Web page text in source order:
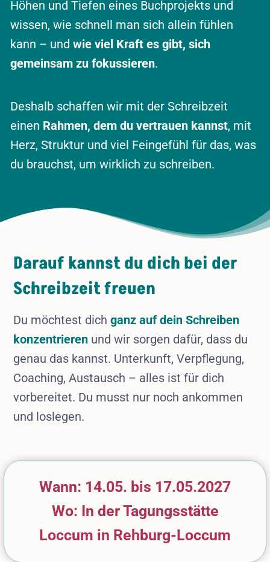
Höhen und Tiefen eines Buchprojekts und
wissen, wie schnell man sich allein fühlen
kann – und wie viel Kraft es gibt, sich
gemeinsam zu fokussieren.
Deshalb schaffen wir mit der Schreibzeit
einen Rahmen, dem du vertrauen kannst, mit
Herz, Struktur und viel Feingefühl für das, was
du brauchst, um wirklich zu schreiben.
Darauf kannst du dich bei der
Schreibzeit freuen
Du möchtest dich ganz auf dein Schreiben
konzentrieren und wir sorgen dafür, dass du
genau das kannst. Unterkunft, Verpflegung,
Coaching, Austausch – alles ist für dich
vorbereitet. Du musst nur noch ankommen
und loslegen.
Wann: 14.05. bis 17.05.2027
Wo: In der Tagungsstätte
Loccum in Rehburg-Loccum